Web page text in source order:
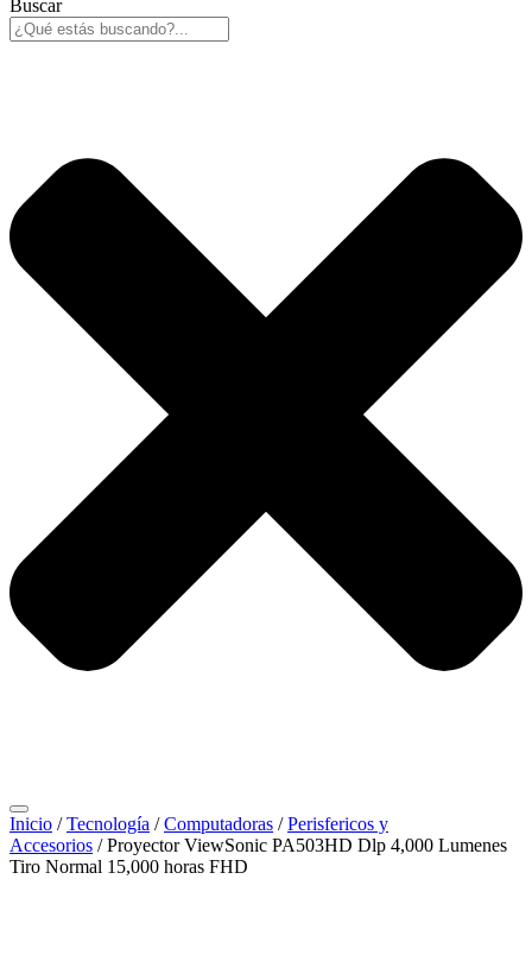
Buscar
Inicio /Tecnología /Computadoras /Perisfericos y
Accesorios / Proyector ViewSonic PA503HD Dlp 4,000 Lumenes
Tiro Normal 15,000 horas FHD